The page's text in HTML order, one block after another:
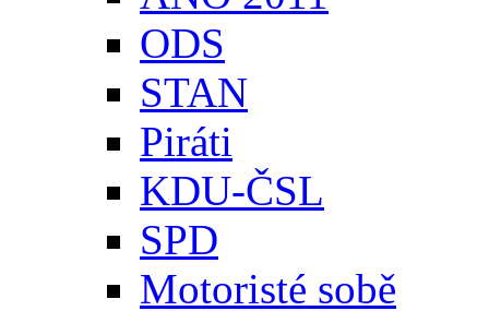
ODS
STAN
Piráti
KDU-ČSL
SPD
Motoristé sobě